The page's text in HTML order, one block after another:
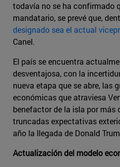
todavía no se ha confirmado
mandatario, se prevé que,
designado sea el actual
Canel.
El país se encuentra
desventajosa, con la
nueva etapa que se abre, las
económicas que atraviesa
benefactor de la isla por más
truncadas expectativas
año la llegada de Donald
Actualización del modelo